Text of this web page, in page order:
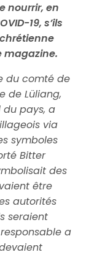
nourrir, en
19, s’ils
magazine.
du comté de
de Lüliang,
du pays, a
via
symboles
Bitter
des
être
autorités
seraient
a